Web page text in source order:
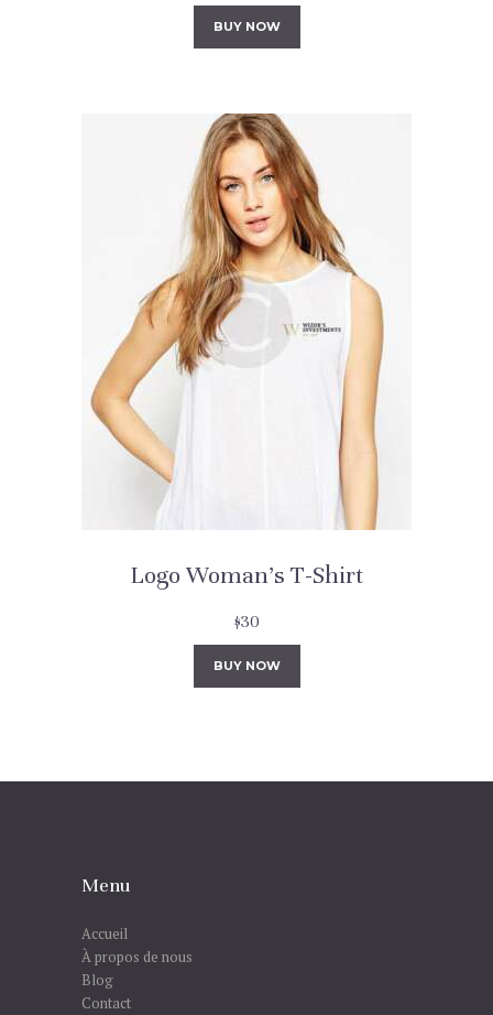
BUY NOW
Logo Woman’s T-Shirt
$30
BUY NOW
Menu
Accueil
À propos de nous
Blog
Contact